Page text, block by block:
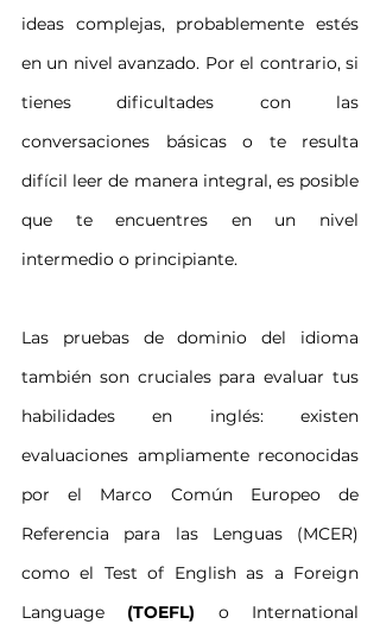
ideas complejas, probablemente estés
en un nivel avanzado. Por el contrario, si
tienes dificultades con las
conversaciones básicas o te resulta
difícil leer de manera integral, es posible
que te encuentres en un nivel
intermedio o principiante.
Las pruebas de dominio del idioma
también son cruciales para evaluar tus
habilidades en inglés: existen
evaluaciones ampliamente reconocidas
por el Marco Común Europeo de
Referencia para las Lenguas (MCER)
como el Test of English as a Foreign
Language (TOEFL) o International